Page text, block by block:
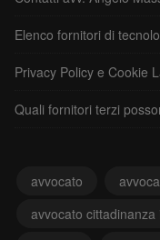
Elenco fornitori di
Privacy Policy e Cookie
Quali fornitori terzi
avvocato
avvocato cittadinanza